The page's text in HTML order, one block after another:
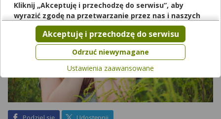
na Facebook
Kliknij „Akceptuję i przechodzę do serwisu”, aby
wyrazić zgodę na przetwarzanie przez nas i naszych
partnerów Twoich danych w powyższych celach.
Pamiętaj, że wyrażenie zgody jest dobrowolne, a wyrażoną
zgodę możesz w każdej chwili cofnąć, możesz też wycofać
zgodę na przetwarzanie Twoich danych tylko w niektórych
celach. Jeżeli chcesz dowiedzieć się więcej lub chcesz
przeprowadzić konfigurację szczegółową, to możesz tego
dokonać za pomocą „Ustawień zaawansowanych”.
zewnętrznych w naszym serwisie znajdziesz w
Odrzuć niewymagane
Akceptuję i przechodzę do serwisu
Ustawienia zaawansowane